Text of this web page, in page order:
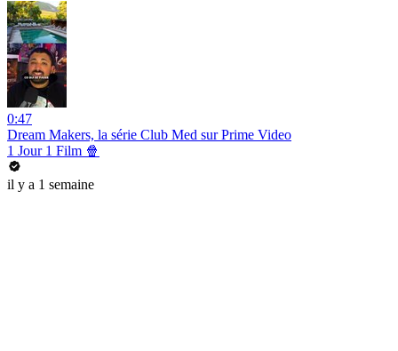
0:47
Dream Makers, la série Club Med sur Prime Video
1 Jour 1 Film 🍿
il y a 1 semaine